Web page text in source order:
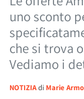
uno sconto
che si trova
Vediamo i
NOTIZIAdi Marie